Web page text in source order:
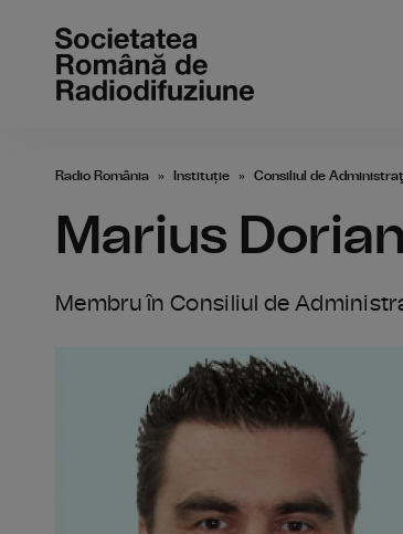
Radio România Instituție Consiliul de
Marius
Membru în Consiliul de